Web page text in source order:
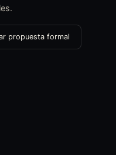
propuesta formal